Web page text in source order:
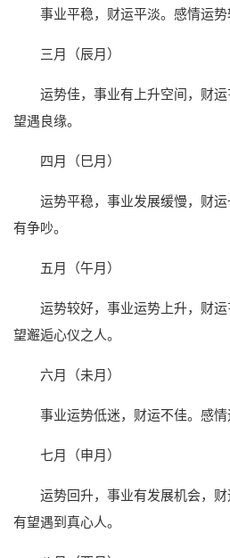
事业平稳，财运平淡。感情运势
三月（辰月）
运势佳，事业有上升空间，财
望遇良缘。
四月（巳月）
运势平稳，事业发展缓慢，财
有争吵。
五月（午月）
运势较好，事业运势上升，财
望邂逅心仪之人。
六月（未月）
事业运势低迷，财运不佳。感情
七月（申月）
运势回升，事业有发展机会，财
有望遇到真心人。